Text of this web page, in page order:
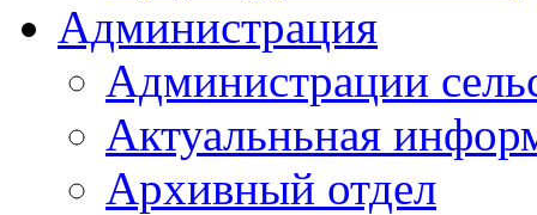
Администрация
Администрации
Актуальньная
Архивный отдел